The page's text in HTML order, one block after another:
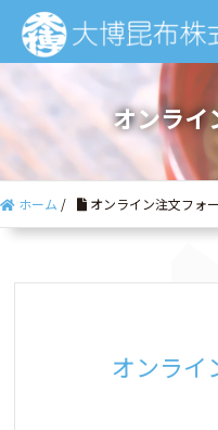
オンライ
ホーム / オンライン注文フォ
オンライ